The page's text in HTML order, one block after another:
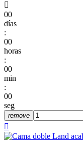

00
días
:
00
horas
:
00
min
:
00
seg
remove
